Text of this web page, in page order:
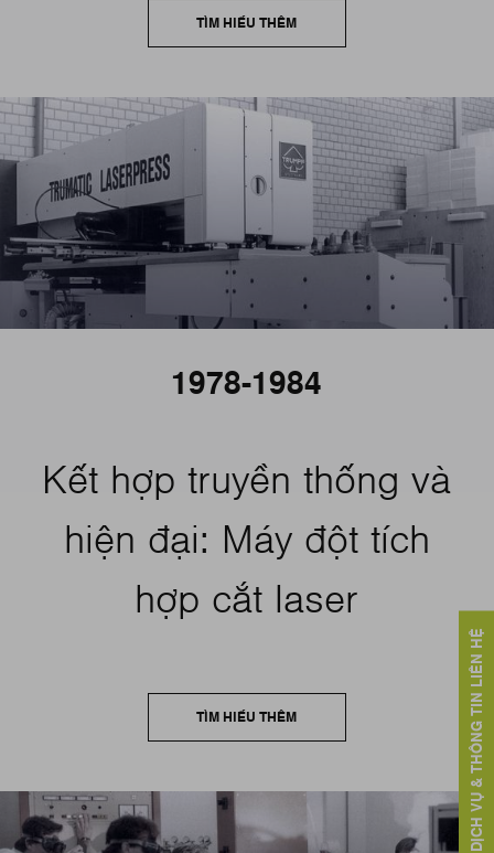
TÌM HIỂU THÊM
1978-1984
Kết hợp truyền thống và
hiện đại: Máy đột tích
hợp cắt laser
TÌM HIỂU THÊM DỊCH VỤ & THÔNG TIN LIÊN HỆ